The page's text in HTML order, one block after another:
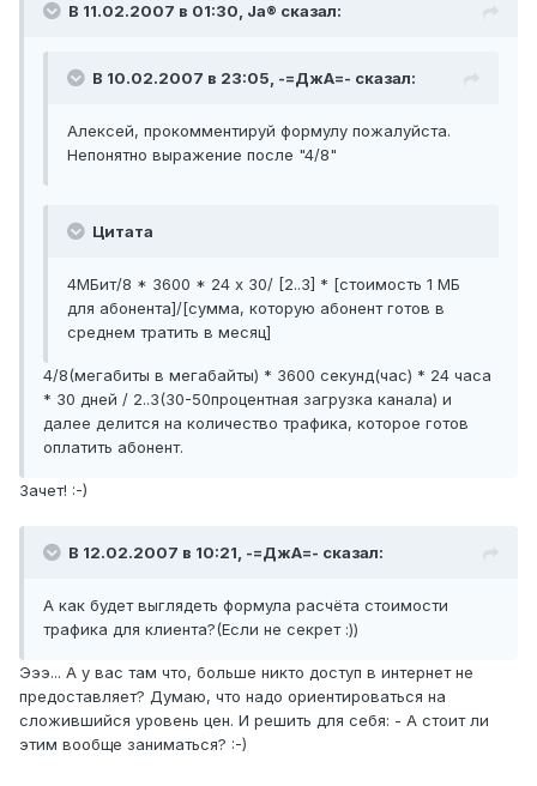
В 11.02.2007 в 01:30, Ja® сказал:
В 10.02.2007 в 23:05, -=ДжА=- сказал:
Алексей, прокомментируй формулу пожалуйста.
Непонятно выражение после "4/8"
Цитата
4МБит/8 * 3600 * 24 х 30/ [2..3] * [стоимость 1 МБ
для абонента]/[сумма, которую абонент готов в
среднем тратить в месяц]
4/8(мегабиты в мегабайты) * 3600 секунд(час) * 24 часа
* 30 дней / 2..3(30-50процентная загрузка канала) и
далее делится на количество трафика, которое готов
оплатить абонент.
Зачет! :-)
В 12.02.2007 в 10:21, -=ДжА=- сказал:
А как будет выглядеть формула расчёта стоимости
трафика для клиента?(Если не секрет :))
Эээ... А у вас там что, больше никто доступ в интернет не
предоставляет? Думаю, что надо ориентироваться на
сложившийся уровень цен. И решить для себя: - А стоит ли
этим вообще заниматься? :-)